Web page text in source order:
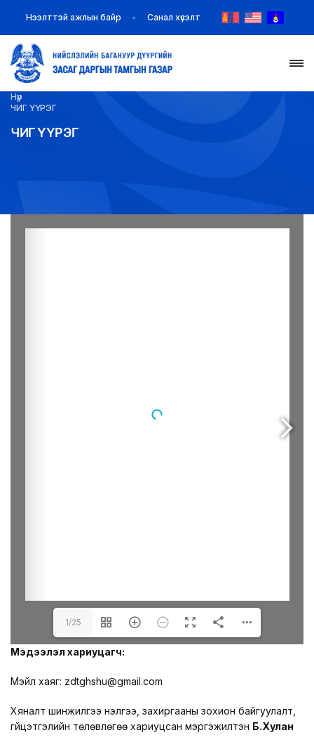
НҮҮР
ТАНИЛЦУУЛГА
Нээлттэй ажлын байр Санал хүсэлт
Нүүр
ЧИГ ҮҮРЭГ
ЧИГ ҮҮРЭГ
1/25
Мэдээлэл хариуцагч:
Мэйл хаяг: zdtghshu@gmail.com
Хяналт шинжилгээ үнэлгээ, захиргааны зохион байгуулалт,
гүйцэтгэлийн төлөвлөгөө хариуцсан мэргэжилтэн Б.Хулан